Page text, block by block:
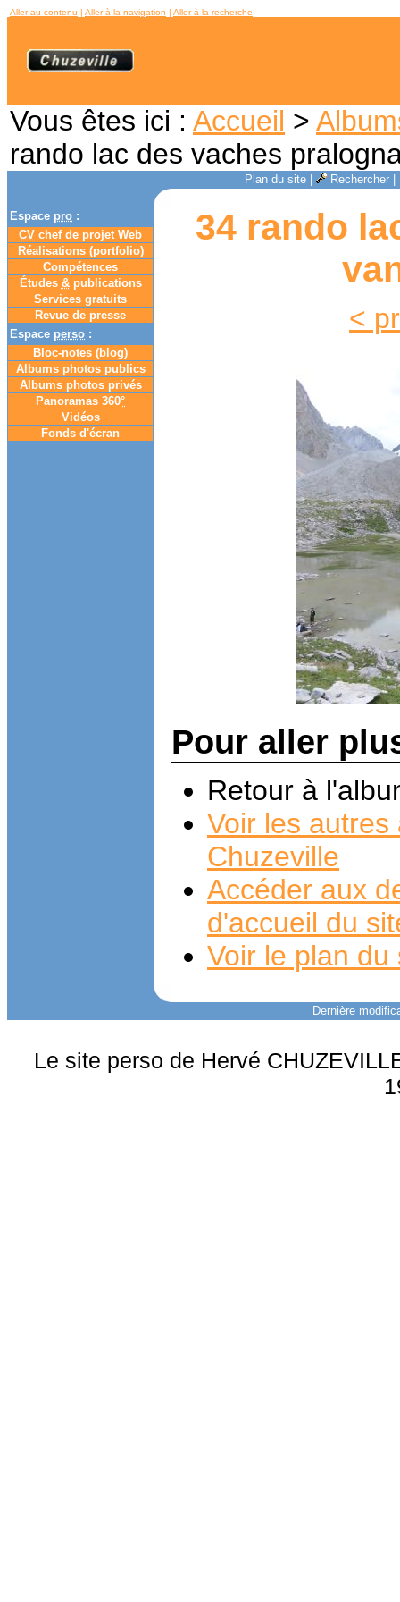
Aller au contenu | Aller à la navigation | Aller à la recherche
Vous êtes ici : Accueil >
rando lac des vaches
Plan du site| Rechercher|
Espace pro :
CV chef de projet Web
Réalisations (portfolio)
Compétences
Études &publications
Services gratuits
Revue de presse
Espace perso :
Bloc-notes (blog)
Albums photos publics
Albums photos privés
Panoramas 360°
Vidéos
Fonds d'écran
34 rando
<
Pour aller
Retour à
Voir les
Chuzeville
Accéder aux
d'accueil du
Voir le plan du
Dernière
Le site perso de Hervé